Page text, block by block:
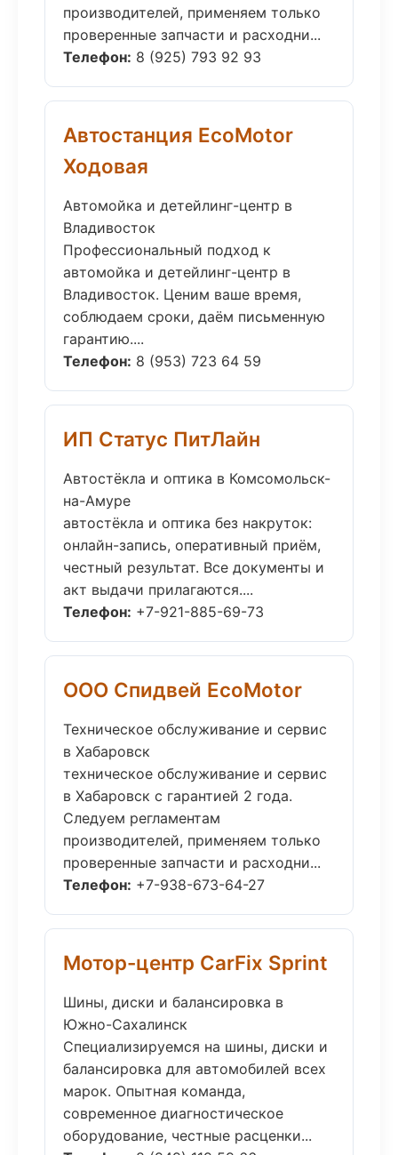
производителей, применяем только
проверенные запчасти и расходни...
Телефон: 8 (925) 793 92 93
Автостанция EcoMotor
Ходовая
Автомойка и детейлинг-центр в
Владивосток
Профессиональный подход к
автомойка и детейлинг-центр в
Владивосток. Ценим ваше время,
соблюдаем сроки, даём письменную
гарантию....
Телефон: 8 (953) 723 64 59
ИП Статус ПитЛайн
Автостёкла и оптика в Комсомольск-
на-Амуре
автостёкла и оптика без накруток:
онлайн-запись, оперативный приём,
честный результат. Все документы и
акт выдачи прилагаются....
Телефон: +7-921-885-69-73
ООО Спидвей EcoMotor
Техническое обслуживание и сервис
в Хабаровск
техническое обслуживание и сервис
в Хабаровск с гарантией 2 года.
Следуем регламентам
производителей, применяем только
проверенные запчасти и расходни...
Телефон: +7-938-673-64-27
Мотор-центр CarFix Sprint
Шины, диски и балансировка в
Южно-Сахалинск
Специализируемся на шины, диски и
балансировка для автомобилей всех
марок. Опытная команда,
современное диагностическое
оборудование, честные расценки...